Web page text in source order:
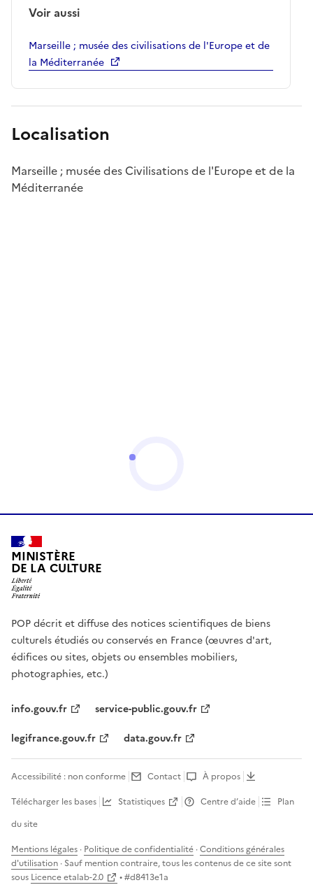
Voir aussi
Marseille ; musée des civilisations de l'Europe et de
la Méditerranée
Localisation
Marseille ; musée des Civilisations de l'Europe et de la
Méditerranée
MINISTÈRE
DE LA CULTURE
POP décrit et diffuse des notices scientifiques de biens
culturels étudiés ou conservés en France (œuvres d'art,
édifices ou sites, objets ou ensembles mobiliers,
photographies, etc.)
info.gouv.fr
service-public.gouv.fr
legifrance.gouv.fr
data.gouv.fr
Accessibilité : non conforme Contact
À propos
Télécharger les bases
Statistiques Centre d’aide
Plan
du site
Mentions légales · Politique de confidentialité ·Conditions générales
d'utilisation · Sauf mention contraire, tous les contenus de ce site sont
sous Licence etalab-2.0 • #d8413e1a